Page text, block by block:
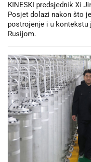
KINESKI predsjednik Xi
Posjet dolazi nakon što
postrojenje i u kontekstu
Rusijom.